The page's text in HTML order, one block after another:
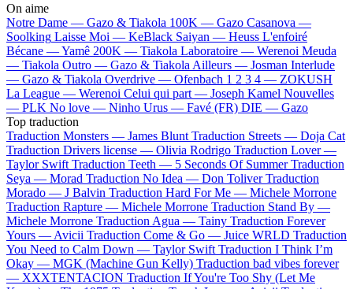
On aime
Notre Dame — Gazo & Tiakola 100K — Gazo Casanova —
Soolking Laisse Moi — KeBlack Saiyan — Heuss L'enfoiré
Bécane —Yamê 200K — Tiakola Laboratoire — Werenoi Meuda
— Tiakola Outro — Gazo & Tiakola Ailleurs — Josman Interlude
— Gazo & Tiakola Overdrive — Ofenbach 1 2 3 4 — ZOKUSH
La League — Werenoi Celui qui part — Joseph Kamel Nouvelles
— PLK No love — Ninho Urus — Favé (FR) DIE — Gazo
Top traduction
Traduction Monsters — James Blunt Traduction Streets — Doja Cat
Traduction Drivers license — Olivia Rodrigo Traduction Lover —
Taylor Swift Traduction Teeth — 5 Seconds Of Summer Traduction
Seya — Morad Traduction No Idea — Don Toliver Traduction
Morado — J Balvin Traduction Hard For Me — Michele Morrone
Traduction Rapture — Michele Morrone Traduction Stand By —
Michele Morrone Traduction Agua — Tainy Traduction Forever
Yours — Avicii Traduction Come & Go — Juice WRLD Traduction
You Need to Calm Down — Taylor Swift Traduction I Think I’m
Okay — MGK (Machine Gun Kelly) Traduction bad vibes forever
— XXXTENTACION Traduction If You're Too Shy (Let Me